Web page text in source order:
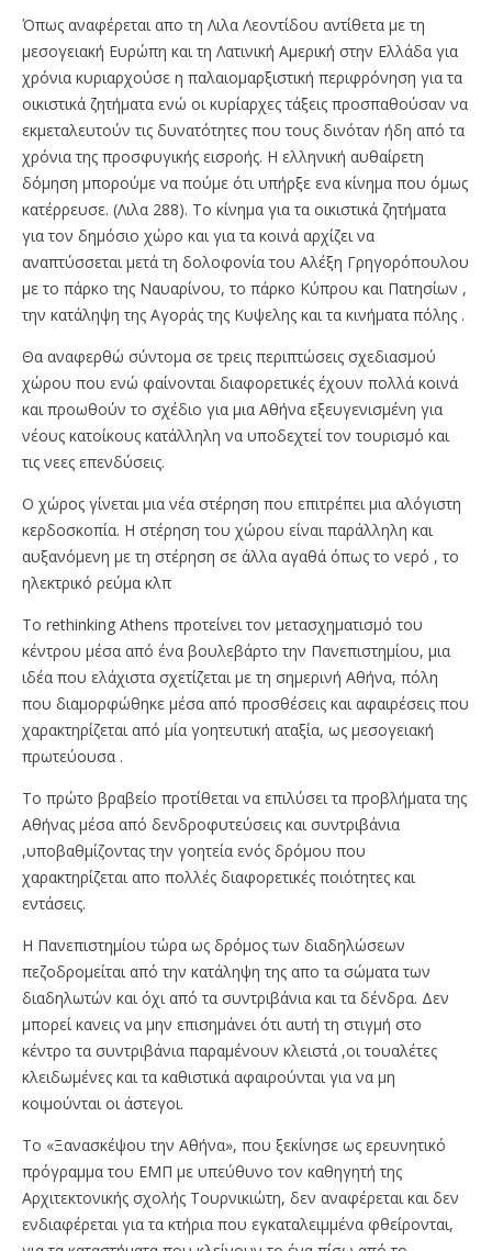
Όπως αναφέρεται απο τη Λιλα Λεοντίδου αντίθετα με τη
μεσογειακή Ευρώπη και τη Λατινική Αμερική στην Ελλάδα για
χρόνια κυριαρχούσε η παλαιομαρξιστική περιφρόνηση για τα
οικιστικά ζητήματα ενώ οι κυρίαρχες τάξεις προσπαθούσαν να
εκμεταλευτούν τις δυνατότητες που τους δινόταν ήδη από τα
χρόνια της προσφυγικής εισροής. Η ελληνική αυθαίρετη
δόμηση μπορούμε να πούμε ότι υπήρξε ενα κίνημα που όμως
κατέρρευσε. (Λιλα 288). Το κίνημα για τα οικιστικά ζητήματα
για τον δημόσιο χώρο και για τα κοινά αρχίζει να
αναπτύσσεται μετά τη δολοφονία του Αλέξη Γρηγορόπουλου
με το πάρκο της Ναυαρίνου, το πάρκο Κύπρου και Πατησίων ,
την κατάληψη της Αγοράς της Κυψελης και τα κινήματα πόλης .
Θα αναφερθώ σύντομα σε τρεις περιπτώσεις σχεδιασμού
χώρου που ενώ φαίνονται διαφορετικές έχουν πολλά κοινά
και προωθούν το σχέδιο για μια Αθήνα εξευγενισμένη για
νέους κατοίκους κατάλληλη να υποδεχτεί τον τουρισμό και
τις νεες επενδύσεις.
Ο χώρος γίνεται μια νέα στέρηση που επιτρέπει μια αλόγιστη
κερδοσκοπία. Η στέρηση του χώρου είναι παράλληλη και
αυξανόμενη με τη στέρηση σε άλλα αγαθά όπως το νερό , το
ηλεκτρικό ρεύμα κλπ
Το rethinking Athens προτείνει τον μετασχηματισμό του
κέντρου μέσα από ένα βουλεβάρτο την Πανεπιστημίου, μια
ιδέα που ελάχιστα σχετίζεται με τη σημερινή Αθήνα, πόλη
που διαμορφώθηκε μέσα από προσθέσεις και αφαιρέσεις που
χαρακτηρίζεται από μία γοητευτική αταξία, ως μεσογειακή
πρωτεύουσα .
Το πρώτο βραβείο προτίθεται να επιλύσει τα προβλήματα της
Αθήνας μέσα από δενδροφυτεύσεις και συντριβάνια
,υποβαθμίζοντας την γοητεία ενός δρόμου που
χαρακτηρίζεται απο πολλές διαφορετικές ποιότητες και
εντάσεις.
H Πανεπιστημίου τώρα ως δρόμος των διαδηλώσεων
πεζοδρομείται από την κατάληψη της απο τα σώματα των
διαδηλωτών και όχι από τα συντριβάνια και τα δένδρα. Δεν
μπορεί κανεις να μην επισημάνει ότι αυτή τη στιγμή στο
κέντρο τα συντριβάνια παραμένουν κλειστά ,οι τουαλέτες
κλειδωμένες και τα καθιστικά αφαιρούνται για να μη
κοιμούνται οι άστεγοι.
Το «Ξανασκέψου την Αθήνα», που ξεκίνησε ως ερευνητικό
πρόγραμμα του ΕΜΠ με υπεύθυνο τον καθηγητή της
Αρχιτεκτονικής σχολής Τουρνικιώτη, δεν αναφέρεται και δεν
ενδιαφέρεται για τα κτήρια που εγκαταλειμμένα φθείρονται,